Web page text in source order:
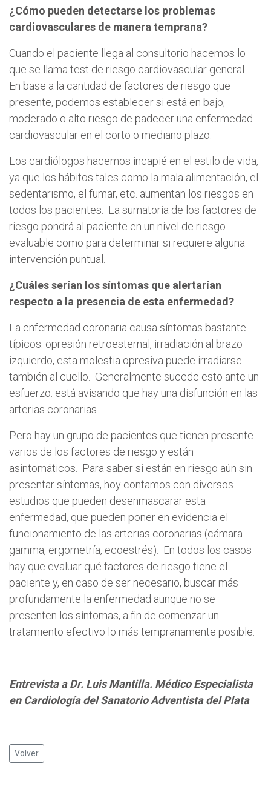
¿Cómo pueden detectarse los problemas
cardiovasculares de manera temprana?
Cuando el paciente llega al consultorio hacemos lo
que se llama test de riesgo cardiovascular general.
En base a la cantidad de factores de riesgo que
presente, podemos establecer si está en bajo,
moderado o alto riesgo de padecer una enfermedad
cardiovascular en el corto o mediano plazo.
Los cardiólogos hacemos incapié en el estilo de vida,
ya que los hábitos tales como la mala alimentación, el
sedentarismo, el fumar, etc. aumentan los riesgos en
todos los pacientes. La sumatoria de los factores de
riesgo pondrá al paciente en un nivel de riesgo
evaluable como para determinar si requiere alguna
intervención puntual.
¿Cuáles serían los síntomas que alertarían
respecto a la presencia de esta enfermedad?
La enfermedad coronaria causa síntomas bastante
típicos: opresión retroesternal, irradiación al brazo
izquierdo, esta molestia opresiva puede irradiarse
también al cuello. Generalmente sucede esto ante un
esfuerzo: está avisando que hay una disfunción en las
arterias coronarias.
Pero hay un grupo de pacientes que tienen presente
varios de los factores de riesgo y están
asintomáticos. Para saber si están en riesgo aún sin
presentar síntomas, hoy contamos con diversos
estudios que pueden desenmascarar esta
enfermedad, que pueden poner en evidencia el
funcionamiento de las arterias coronarias (cámara
gamma, ergometría, ecoestrés). En todos los casos
hay que evaluar qué factores de riesgo tiene el
paciente y, en caso de ser necesario, buscar más
profundamente la enfermedad aunque no se
presenten los síntomas, a fin de comenzar un
tratamiento efectivo lo más tempranamente posible.
Entrevista a Dr. Luis Mantilla. Médico Especialista
en Cardiología delSanatorio Adventista del Plata
Volver